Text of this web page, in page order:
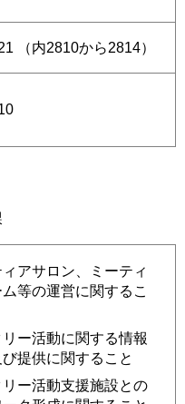
（内2810から2814）
アサロン、ミーティ
等の運営に関するこ
ー活動に関する情報
提供に関すること
ー活動支援施設との